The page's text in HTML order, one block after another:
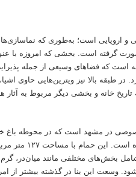
و اروپایی است؛ به‌طوری که
گرفته است. بخشی که امروزه با
است که فضاهای وسیعی از جمله
طبقه بالا نیز ویترین‌هایی حاوی اشیا،
خانه و بخشی دیگر مربوط به آثار
خصوصی در مشهد است که در محوطه باغ
مدفون بود و با کاوش‌های باستان‌شناسی کشف و کاوش شده است.
بخش‌های مختلفی مانند میان‌در،
وسعت این بنا در گذشته بیشتر از